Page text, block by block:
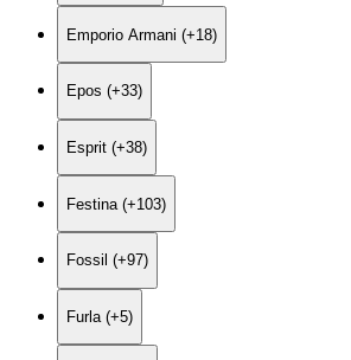
Emporio Armani (+18)
Epos (+33)
Esprit (+38)
Festina (+103)
Fossil (+97)
Furla (+5)